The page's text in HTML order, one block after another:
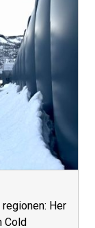
Her
Cold